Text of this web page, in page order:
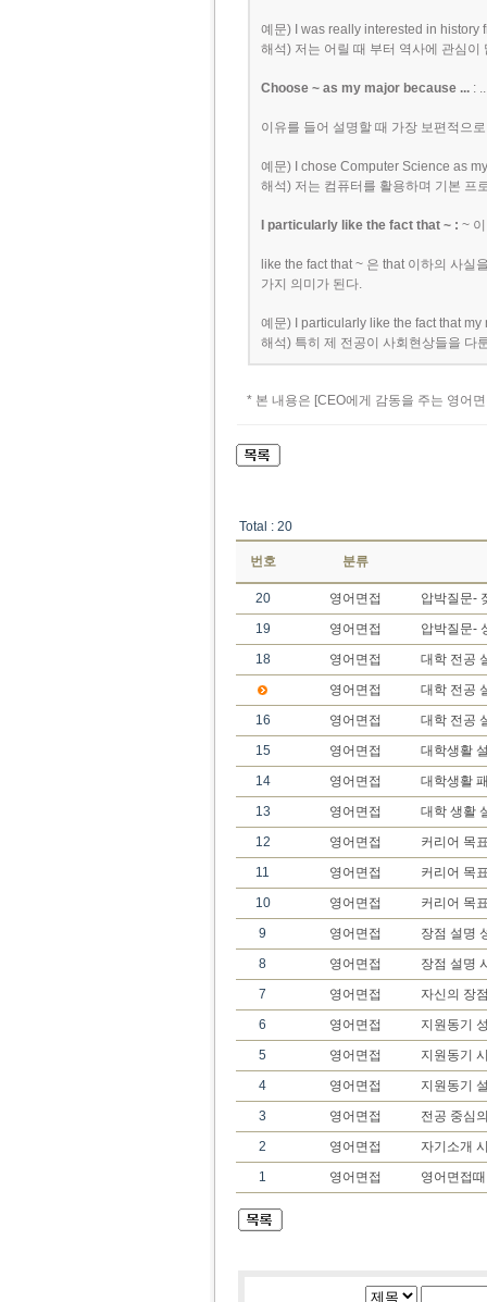
예문) I was really interested in history
해석) 저는 어릴 때 부터 역사에 관심이
Choose ~ as my major because ...:
이유를 들어 설명할 때 가장 보편적으
예문) I chose Computer Science as
해석) 저는 컴퓨터를 활용하며 기본 프
I particularly like the fact that ~ : ~
like the fact that ~ 은 that 이하의 사실
가지 의미가 된다.
예문) I particularly like the fact that
해석) 특히 제 전공이 사회현상들을 다
* 본 내용은 [CEO에게 감동을 주는 영어
Total : 20
번호 분류
20 영어면접
압박질문-
19
영어면접
압박질문-
18
영어면접
대학 전공
영어면접
대학 전공
16
영어면접
대학 전공
15
영어면접
대학생활
14
영어면접
대학생활
13
영어면접
대학 생활
12
영어면접
커리어 목
11
영어면접
커리어 목
10
영어면접
커리어 목
9
영어면접
장점 설명
8
영어면접
장점 설명
7
영어면접
자신의 장
6
영어면접
지원동기
5
영어면접
지원동기
4
영어면접
지원동기
3
영어면접
전공 중심
2
영어면접
자기소개
1
영어면접 영어면접